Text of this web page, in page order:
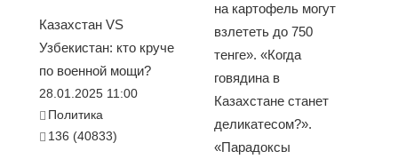
Казахстан VS
Узбекистан: кто круче
по военной мощи?
28.01.2025 11:00
Политика
136 (40833)
на картофель могут
взлететь до 750
тенге». «Когда
говядина в
Казахстане станет
деликатесом?».
«Парадоксы